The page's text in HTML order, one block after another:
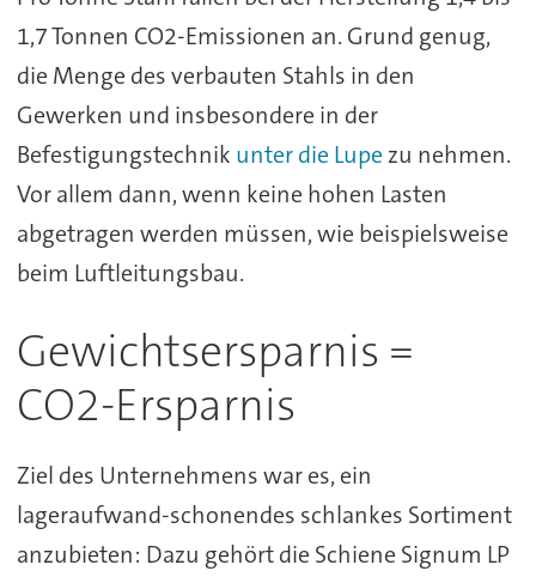
1,7 Tonnen CO2-Emissionen an. Grund genug,
die Menge des verbauten Stahls in den
Gewerken und insbesondere in der
Befestigungstechnik unter die Lupe zu nehmen.
Vor allem dann, wenn keine hohen Lasten
abgetragen werden müssen, wie beispielsweise
beim Luftleitungsbau.
Gewichtsersparnis =
CO2-Ersparnis
Ziel des Unternehmens war es, ein
lageraufwand-schonendes schlankes Sortiment
anzubieten: Dazu gehört die Schiene Signum LP